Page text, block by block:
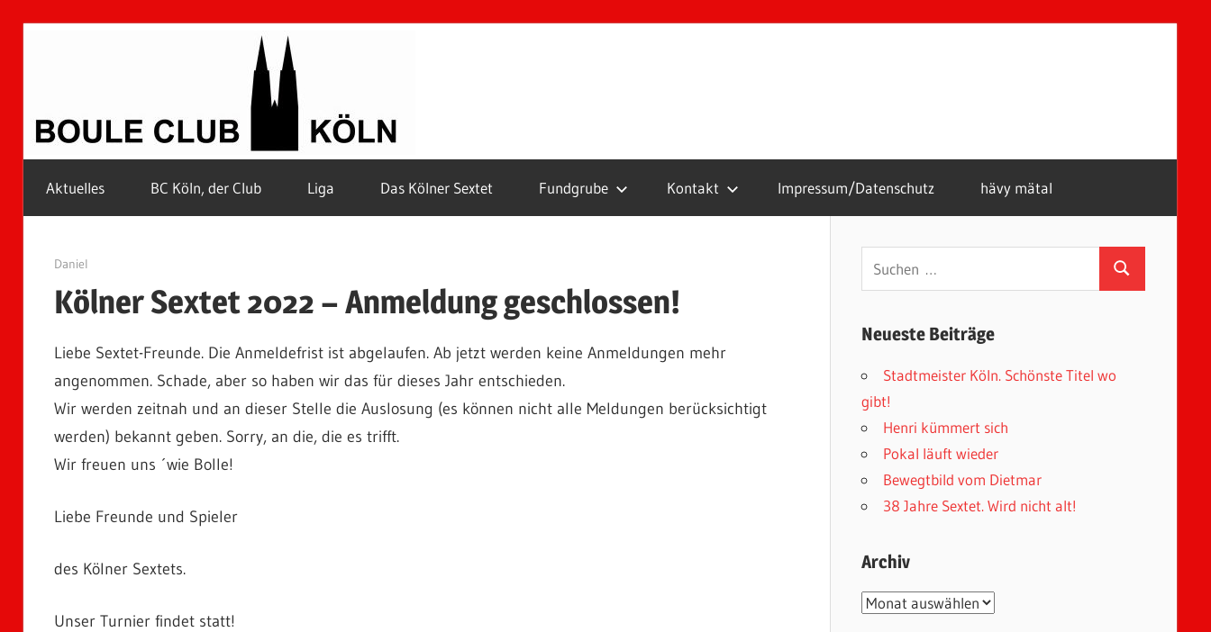
Köln
Petanque
Kölle
Aktuelles BC Köln, der Club Liga Das Kölner Sextet Fundgrube Kontakt Impressum/Datenschutz hävy mätal
1. Juni 2022
Daniel
Kölner Sextet 2022 – Anmeldung geschlossen!
Liebe Sextet-Freunde. Die Anmeldefrist ist abgelaufen. Ab jetzt werden keine Anmeldungen mehr
angenommen. Schade, aber so haben wir das für dieses Jahr entschieden.
Wir werden zeitnah und an dieser Stelle die Auslosung (es können nicht alle Meldungen berücksichtigt
werden) bekannt geben. Sorry, an die, die es trifft.
Wir freuen uns ´wie Bolle!
Liebe Freunde und Spieler
des Kölner Sextets.
Unser Turnier findet statt!
Suchen
Neueste Beiträge
Stadtmeister Köln. Schönste Titel wo
gibt!
Henri kümmert sich
Pokal läuft wieder
Bewegtbild vom Dietmar
38 Jahre Sextet. Wird nicht alt!
Archiv
Archiv